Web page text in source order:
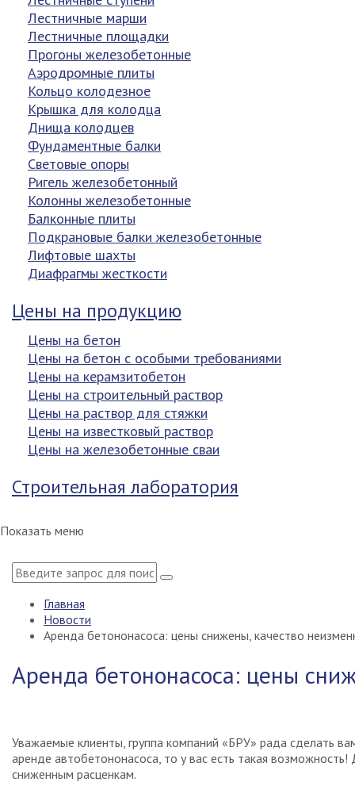
Лестничные марши
Лестничные площадки
Прогоны железобетонные
Аэродромные плиты
Кольцо колодезное
Крышка для колодца
Днища колодцев
Фундаментные балки
Световые опоры
Ригель железобетонный
Колонны железобетонные
Балконные плиты
Подкрановые балки железобетонные
Лифтовые шахты
Диафрагмы жесткости
Цены на продукцию
Цены на бетон
Цены на бетон с особыми требованиями
Цены на керамзитобетон
Цены на строительный раствор
Цены на раствор для стяжки
Цены на известковый раствор
Цены на железобетонные сваи
Строительная лаборатория
Показать меню
Главная
Новости
Аренда бетононасоса: цены снижены, качество
Аренда бетононасоса: цены
Уважаемые клиенты, группа компаний «БРУ» рада сделать
аренде автобетононасоса, то у вас есть такая
сниженным расценкам.